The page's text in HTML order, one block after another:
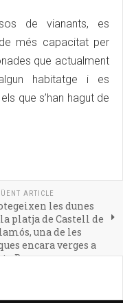
de vianants, es
més capacitat per
que actualment
habitatge i es
que s’han hagut de
ARTICLE
les dunes
platja de Castell de
una de les
encara verges a
Brava